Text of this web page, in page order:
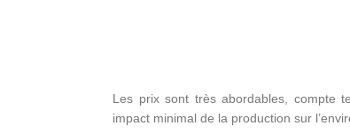
Les prix sont très abordables, compte
impact minimal de la production sur